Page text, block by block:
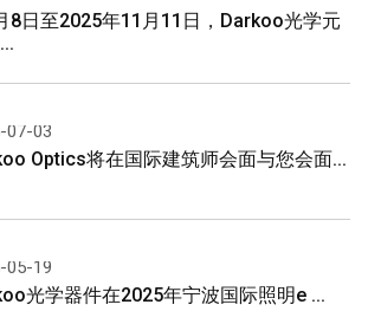
8日至2025年11月11日，Darkoo光学元
07-03
Optics将在国际建筑师会面与您会面...
05-19
光学器件在2025年宁波国际照明e ...